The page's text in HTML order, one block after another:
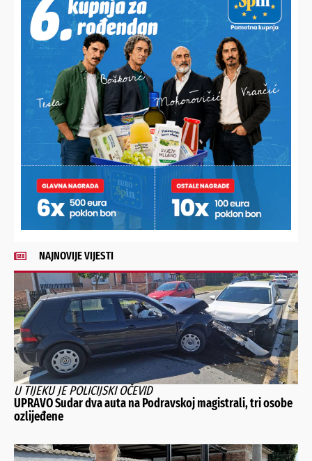
HALO,
PODRAVSKI!
Imate priču, vijest, fotku
ili video?
Nešto vas muči ili želite
nešto/nekoga pohvaliti?
Javite nam se!
Vaš email
Poruka
POŠALJI
Alternative:
NAJNOVIJE VIJESTI
U TIJEKU JE POLICIJSKI OČEVID
UPRAVO Sudar dva auta na Podravskoj magistrali, tri osobe
ozlijeđene